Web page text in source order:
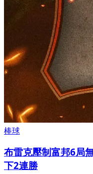
棒球
布雷克壓制富邦6局
下2連勝